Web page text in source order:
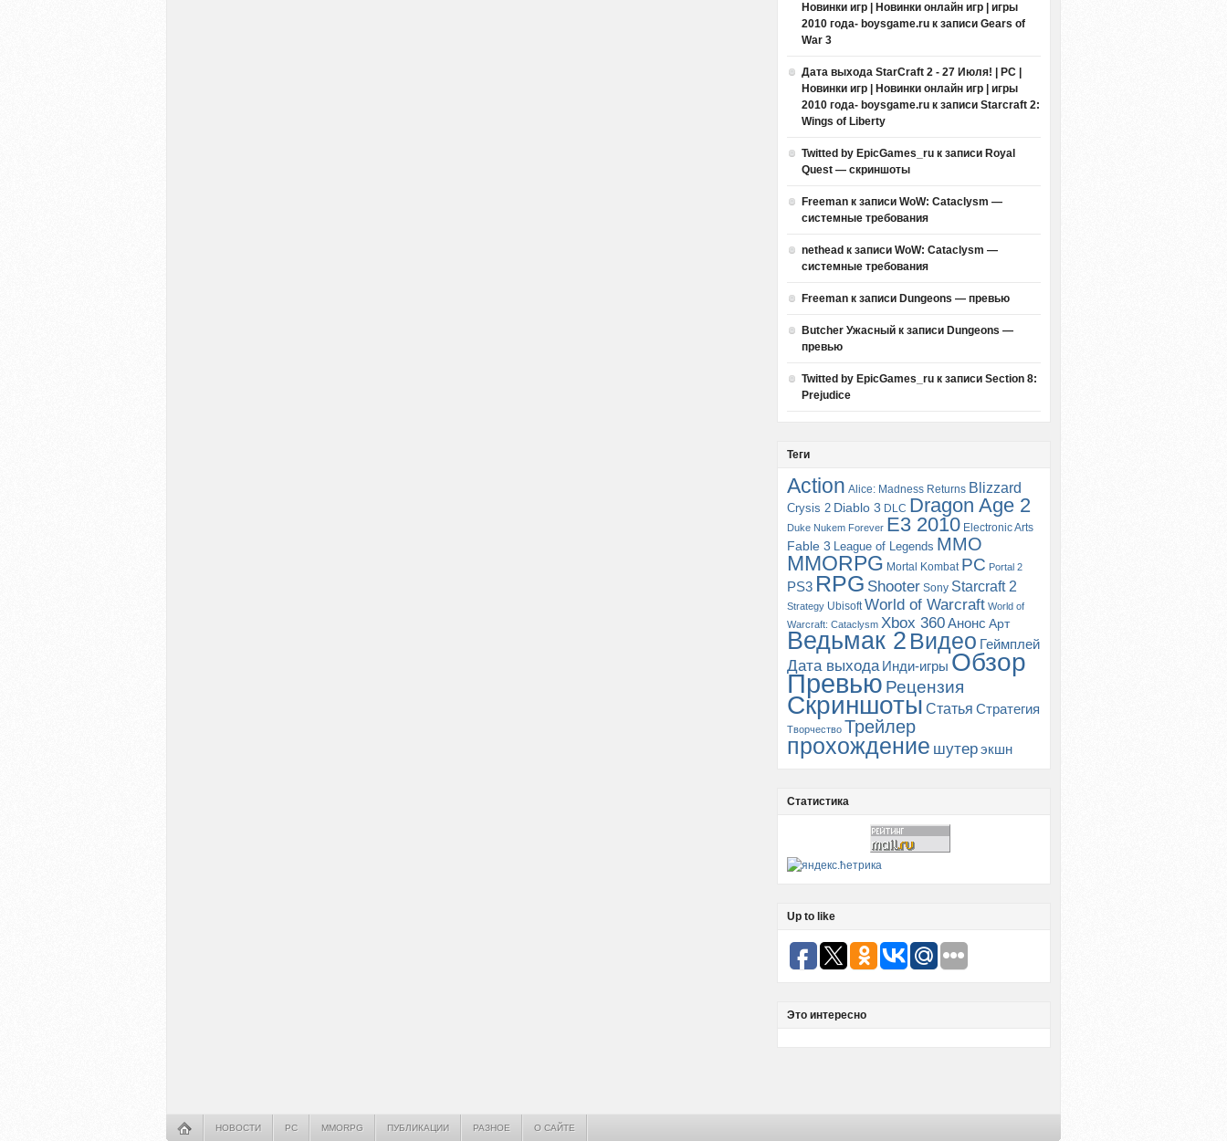
Новинки игр | Новинки онлайн игр | игры
2010 года- boysgame.ru к записи Gears of
War 3
Дата выхода StarCraft 2 - 27 Июля! | PC |
Новинки игр | Новинки онлайн игр | игры
2010 года- boysgame.ru к записи Starcraft 2:
Wings of Liberty
Twitted by EpicGames_ru к записи Royal
Quest — скриншоты
Freeman к записи WoW: Cataclysm —
системные требования
nethead к записи WoW: Cataclysm —
системные требования
Freeman к записи Dungeons — превью
Butcher Ужасный к записи Dungeons —
превью
Twitted by EpicGames_ru к записи Section 8:
Prejudice
Теги
Action Alice: Madness Returns Blizzard
Crysis 2 Diablo 3 DLC Dragon Age 2
Duke Nukem Forever E3 2010 Electronic Arts
Fable 3 League of Legends MMO
MMORPG Mortal Kombat PC Portal 2
PS3 RPG Shooter Sony Starcraft 2
Strategy Ubisoft World of Warcraft World of
Warcraft: Cataclysm Xbox 360Анонс Арт
Ведьмак 2 Видео Геймплей
Дата выхода Инди-игры Обзор
Превью Рецензия
Скриншоты Статья Стратегия
Творчество Трейлер
прохождение шутерэкшн
Статистика
Up to like
Это интересно
НОВОСТИ PC MMORPG ПУБЛИКАЦИИ РАЗНОЕ О САЙТЕ